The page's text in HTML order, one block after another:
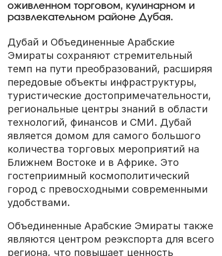
оживленном торговом, кулинарном и
развлекательном районе Дубая.
Дубай и Объединенные Арабские
Эмираты сохраняют стремительный
темп на пути преобразований, расширяя
передовые объекты инфраструктуры,
туристические достопримечательности,
региональные центры знаний в области
технологий, финансов и СМИ. Дубай
является домом для самого большого
количества торговых мероприятий на
Ближнем Востоке и в Африке. Это
гостеприимный космополитический
город с превосходными современными
удобствами.
Объединенные Арабские Эмираты также
являются центром реэкспорта для всего
региона, что повышает ценность